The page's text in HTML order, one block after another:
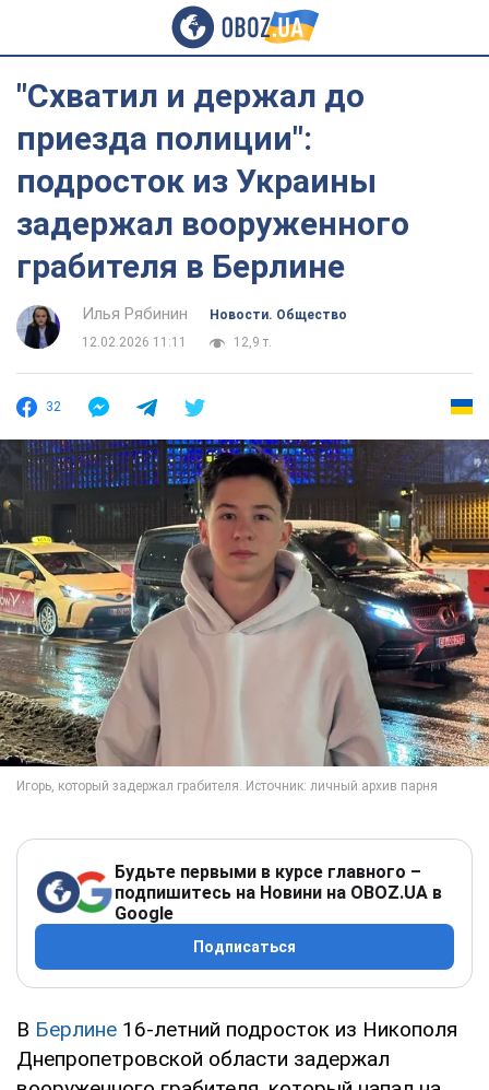
"Схватил и держал до
приезда полиции":
подросток из Украины
задержал вооруженного
грабителя в Берлине
Илья Рябинин
Новости. Общество
12.02.2026 11:11
12,9 т.
32
Будьте первыми в курсе главного –
подпишитесь на Новини на OBOZ.UA в
Google
Подписаться
В Берлине 16-летний подросток из Никополя
Днепропетровской области задержал